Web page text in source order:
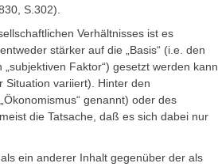
S.302).
Verhältnisses ist es
stärker auf die „Basis“ (i.e. den
Faktor“) gesetzt werden kann
Situation variiert). Hinter den
genannt) oder des
die Tatsache, daß es sich dabei nur
ein anderer Inhalt gegenüber der als